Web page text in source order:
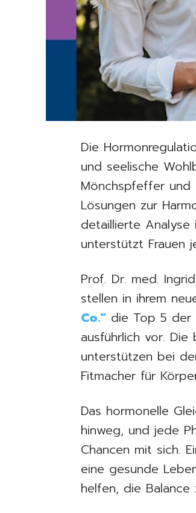
Die
und seelische
Mönchspfeffer und
Lösungen zur
detaillierte Analyse
unterstützt Frauen
Prof. Dr. med.
stellen in ihrem
Co.“ die Top 5 der
ausführlich vor.
unterstützen bei
Fitmacher für
Das hormonelle
hinweg, und jede
Chancen mit sich.
eine gesunde
helfen, die